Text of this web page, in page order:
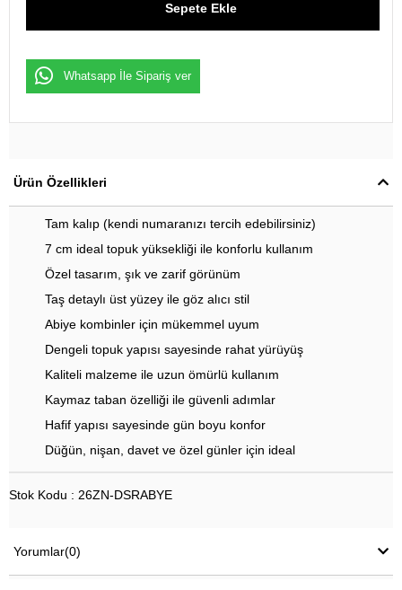
Whatsapp İle Sipariş ver
Ürün Özellikleri
Tam kalıp (kendi numaranızı tercih edebilirsiniz)
7 cm ideal topuk yüksekliği ile konforlu kullanım
Özel tasarım, şık ve zarif görünüm
Taş detaylı üst yüzey ile göz alıcı stil
Abiye kombinler için mükemmel uyum
Dengeli topuk yapısı sayesinde rahat yürüyüş
Kaliteli malzeme ile uzun ömürlü kullanım
Kaymaz taban özelliği ile güvenli adımlar
Hafif yapısı sayesinde gün boyu konfor
Düğün, nişan, davet ve özel günler için ideal
Stok Kodu : 26ZN-DSRABYE
Yorumlar(0)